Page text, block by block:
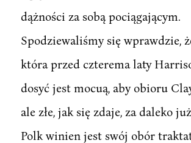
dążności za sobą pociągającym.
Spodziewaliśmy się wprawdzie,
która przed czterema laty
dosyć jest mocuą, aby obioru
ale złe, jak się zdaje, za daleko
Polk winien jest swój obór